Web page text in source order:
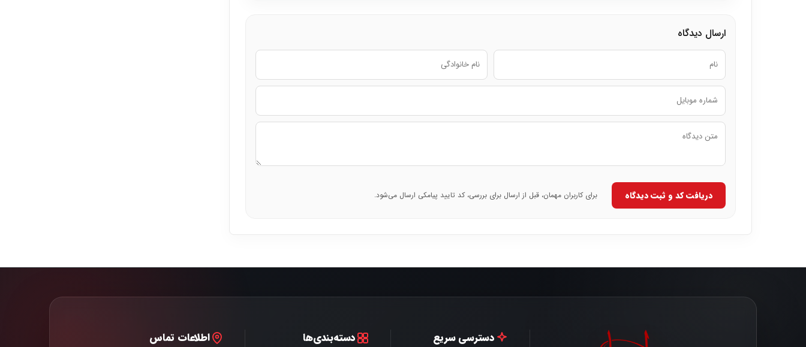
ارسال دیدگاه
دریافت کد و ثبت دیدگاه برای کاربران مهمان، قبل از ارسال برای بررسی، کد تایید پیامکی ارسال می‌شود.
دسترسی سریع دسته‌بندی‌ها اطلاعات تماس